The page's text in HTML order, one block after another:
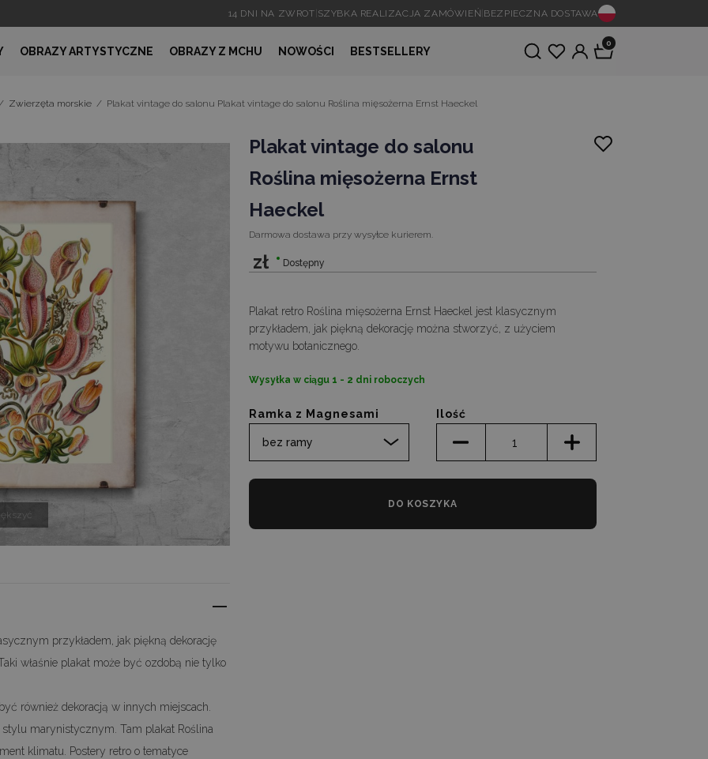
14 DNI NA ZWROT SZYBKA REALIZACJA ZAMÓWIEŃ BEZPIECZNA DOSTAWA
OBRAZY ARTYSTYCZNE OBRAZY Z MCHU NOWOŚCI BESTSELLERY
0
Zwierzęta morskie / Plakat vintage do salonu Plakat vintage do salonu Roślina mięsożerna Ernst Haeckel
Plakat vintage do salonu
Roślina mięsożerna Ernst
Haeckel
Darmowa dostawa przy wysyłce kurierem.
zł Dostępny
Plakat retro Roślina mięsożerna Ernst Haeckel jest klasycznym
przykładem, jak piękną dekorację można stworzyć, z użyciem
motywu botanicznego.
Wysyłka w ciągu 1 - 2 dni roboczych
Ramka z Magnesami
bez ramy
Ilość
DO KOSZYKA
przykładem, jak piękną dekorację
właśnie plakat może być ozdobą nie tylko
również dekoracją w innych miejscach.
marynistycznym. Tam plakat Roślina
klimatu. Postery retro o tematyce